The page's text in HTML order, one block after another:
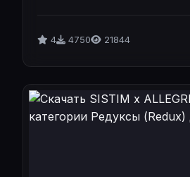
4 4750 21844